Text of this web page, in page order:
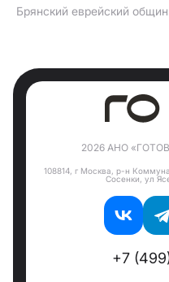
Брянский еврейский
2026 АНО
108814, г Москва, р-н
Сосенки, ул
+7